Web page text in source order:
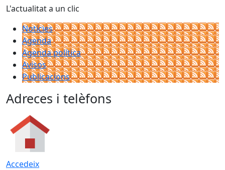
L'actualitat a un clic
Notícies
Agenda
Agenda política
Avisos
Publicacions
Adreces i telèfons
Accedeix